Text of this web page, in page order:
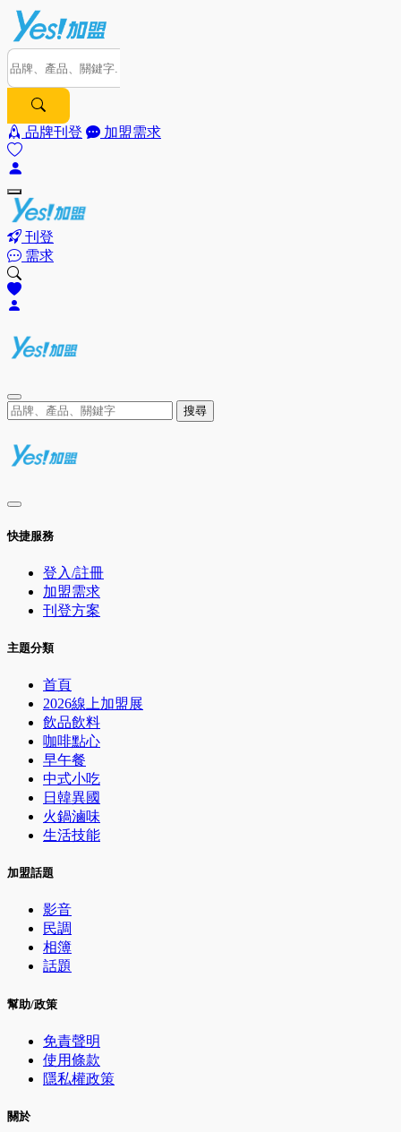
品牌刊登 加盟需求
刊登
需求
搜尋
快捷服務
登入/註冊
加盟需求
刊登方案
主題分類
首頁
2026線上加盟展
飲品飲料
咖啡點心
早午餐
中式小吃
日韓異國
火鍋滷味
生活技能
加盟話題
影音
民調
相簿
話題
幫助/政策
免責聲明
使用條款
隱私權政策
關於